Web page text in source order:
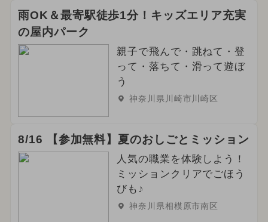
雨OK＆最寄駅徒歩1分！キッズエリア充実
の屋内パーク
親子で飛んで・跳ねて・登
って・落ちて・滑って遊ぼ
う
神奈川県川崎市川崎区
8/16 【参加無料】夏のおしごとミッション
人気の職業を体験しよう！
ミッションクリアでごほう
びも♪
神奈川県相模原市南区